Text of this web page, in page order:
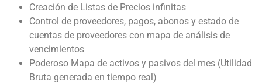
Creación de Listas de Precios infinitas
Control de proveedores, pagos, abonos y estado de
cuentas de proveedores con mapa de análisis de
vencimientos
Poderoso Mapa de activos y pasivos del mes (Utilidad
Bruta generada en tiempo real)